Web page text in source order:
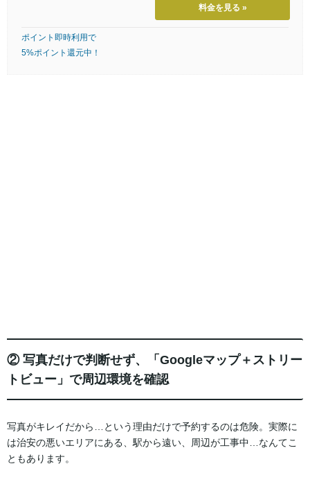
料金を見る »
ポイント即時利用で
5%ポイント還元中！
② 写真だけで判断せず、「Googleマップ＋ストリー
トビュー」で周辺環境を確認
写真がキレイだから…という理由だけで予約するのは危険。実際に
は治安の悪いエリアにある、駅から遠い、周辺が工事中…なんてこ
ともあります。